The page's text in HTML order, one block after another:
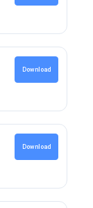
Download
Download